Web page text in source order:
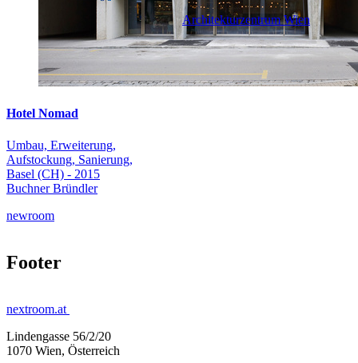
Hotel Nomad
Umbau, Erweiterung,
Aufstockung, Sanierung,
Basel (CH) - 2015
Buchner Bründler
newroom
Architekturzentrum Wien
Footer
nextroom.at
Lindengasse 56/2/20
1070 Wien, Österreich